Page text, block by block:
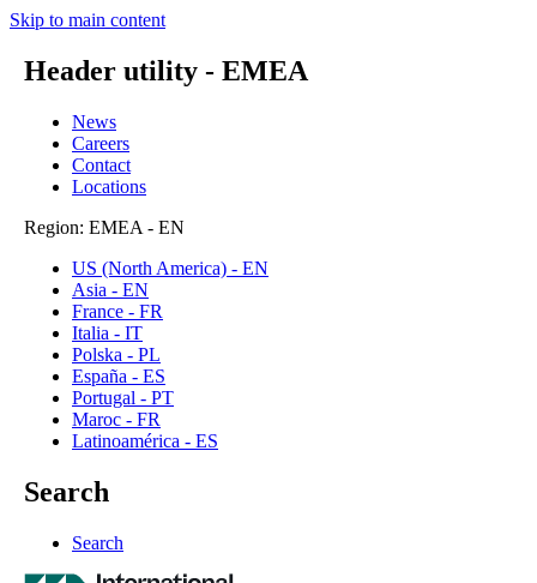
Skip to main content
Header utility - EMEA
News
Careers
Contact
Locations
Region: EMEA - EN
US (North America) - EN
Asia - EN
France - FR
Italia - IT
Polska - PL
España - ES
Portugal - PT
Maroc - FR
Latinoamérica - ES
Search
Search